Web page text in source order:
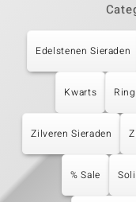
Edelstenen Sieraden
Kwarts
Zilveren Sieraden
% Sale